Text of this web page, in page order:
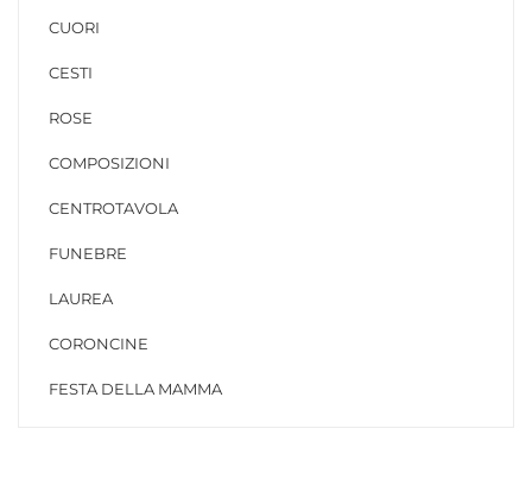
CUORI
CESTI
ROSE
COMPOSIZIONI
CENTROTAVOLA
FUNEBRE
LAUREA
CORONCINE
FESTA DELLA MAMMA